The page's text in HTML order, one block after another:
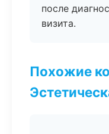
после
визита.
Похожие